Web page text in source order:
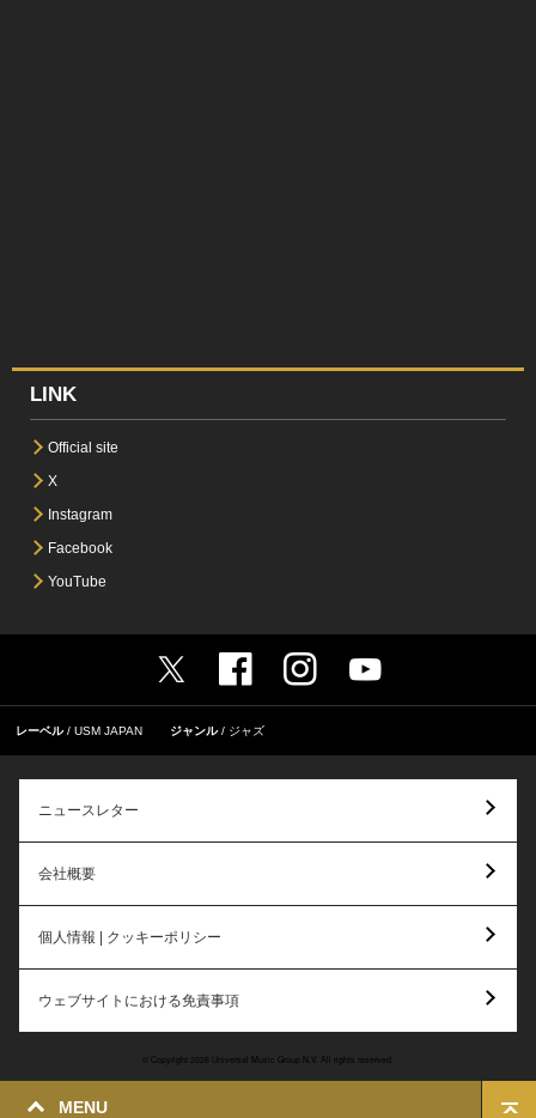
MENU
LINK
Official site
X
Instagram
Facebook
YouTube
レーベル USM JAPAN ジャンル ジャズ
ニュースレター
会社概要
個人情報 | クッキーポリシー
ウェブサイトにおける免責事項
© Copyright 2026 Universal Music Group N.V. All rights reserved.